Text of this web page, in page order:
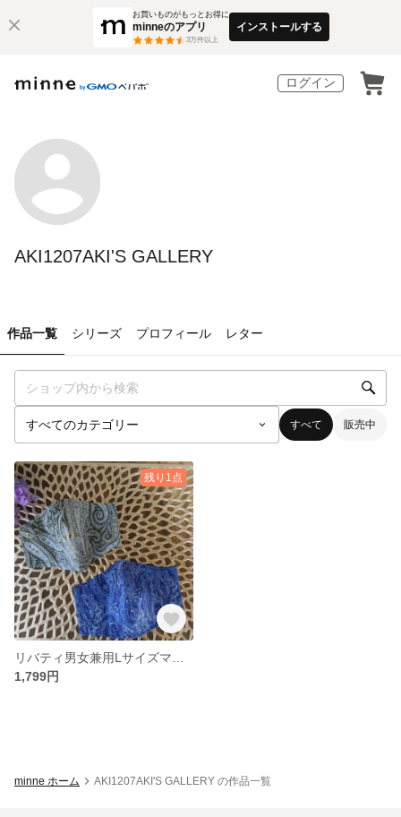
お買いものがもっとお得に
minneのアプリ
3万件以上
インストールする
ログイン
AKI1207AKI'S GALLERY
作品一覧 シリーズ プロフィール レター
すべて 販売中
残り1点
1,799円
minne ホーム AKI1207AKI'S GALLERY の作品一覧